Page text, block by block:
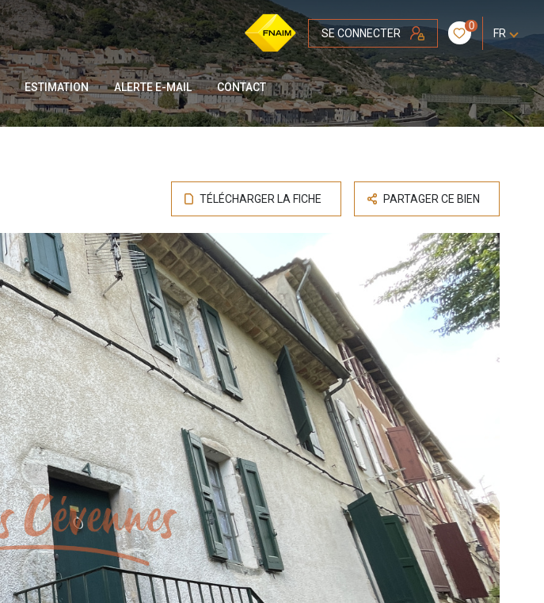
SE CONNECTER
0
FR
ESTIMATION ALERTE E-MAIL CONTACT
TÉLÉCHARGER LA FICHE PARTAGER CE BIEN